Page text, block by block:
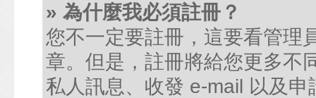
» 為什麼我必須註冊？
您不一定要註冊，這要看管理
章。但是，註冊將給您更多不
私人訊息、收發 e-mail 以及